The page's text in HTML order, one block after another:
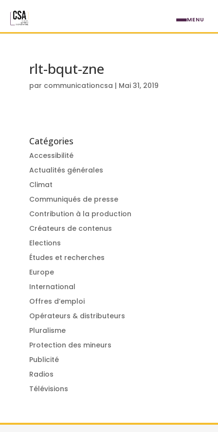
rlt-bqut-zne
par communicationcsa | Mai 31, 2019
Catégories
Accessibilité
Actualités générales
Climat
Communiqués de presse
Contribution à la production
Créateurs de contenus
Elections
Études et recherches
Europe
International
Offres d’emploi
Opérateurs & distributeurs
Pluralisme
Protection des mineurs
Publicité
Radios
Télévisions
MENU